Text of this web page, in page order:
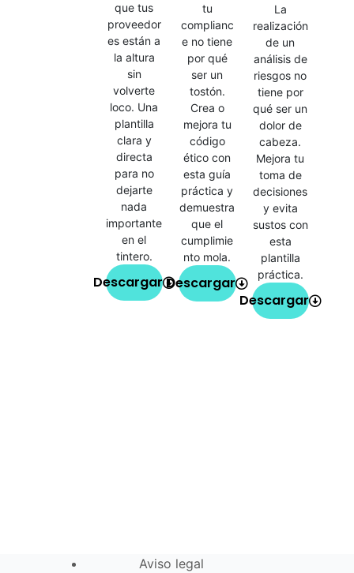
que tus
proveedor
es están a
la altura
sin
volverte
loco. Una
plantilla
clara y
directa
para no
dejarte
nada
importante
en el
tintero.
Descargar
tu
complianc
e no tiene
por qué
ser un
tostón.
Crea o
mejora tu
código
ético con
esta guía
práctica y
demuestra
que el
cumplimie
nto mola.
Descargar
La
realización
de un
análisis de
riesgos no
tiene por
qué ser un
dolor de
cabeza.
Mejora tu
toma de
decisiones
y evita
sustos con
esta
plantilla
práctica.
Descargar
Aviso legal